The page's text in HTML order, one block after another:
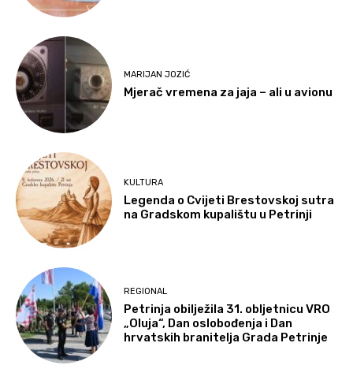
MARIJAN JOZIĆ
Mjerač vremena za jaja – ali u avionu
KULTURA
Legenda o Cvijeti Brestovskoj sutra
na Gradskom kupalištu u Petrinji
REGIONAL
Petrinja obilježila 31. obljetnicu VRO
„Oluja“, Dan oslobođenja i Dan
hrvatskih branitelja Grada Petrinje